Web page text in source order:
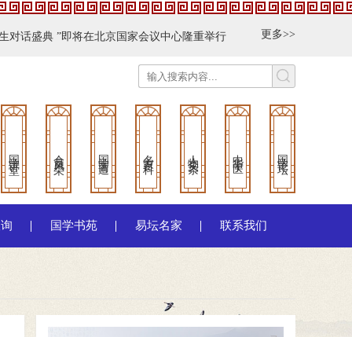
将在北京国家会议中心隆重举行
2026第九届青少年程序设计展示活
更多>>
国学讲堂 国学商道 中华中医 国学论坛
国学书苑 易坛名家 联系我们